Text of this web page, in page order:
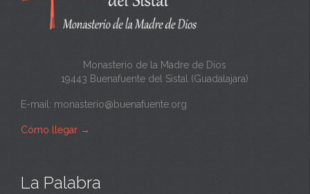
a
Monasterio de la Madre de Dios
19443 Buenafuente del Sistal (Guadalajara)
E-mail: monasterio@buenafuente.org
Cómo llegar →
La Palabra